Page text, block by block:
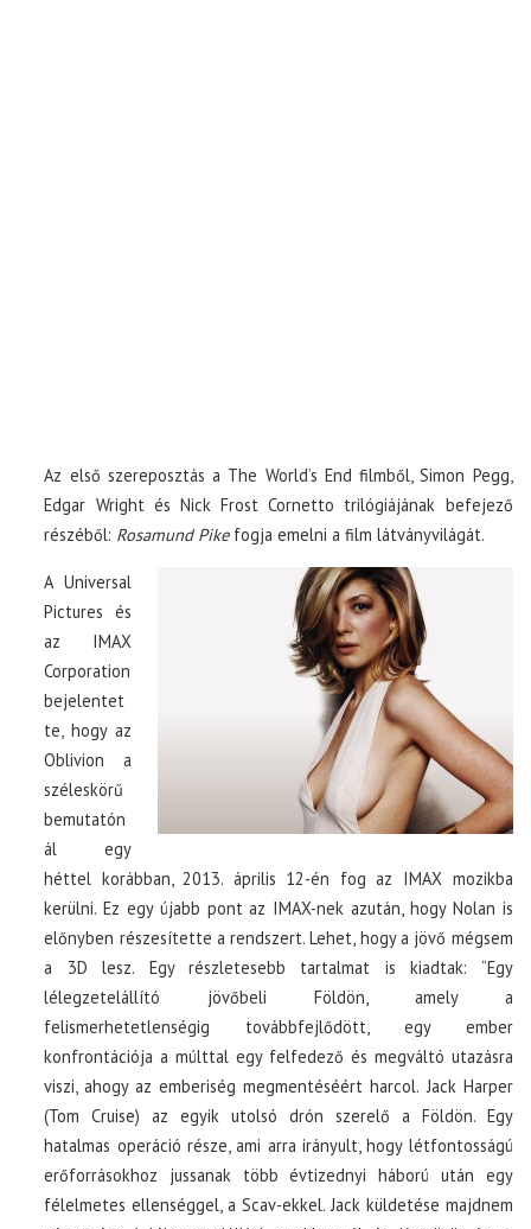
Az első szereposztás a The World’s End filmből, Simon Pegg,
Edgar Wright és Nick Frost Cornetto trilógiájának befejező
részéből: Rosamund Pikefogja emelni a film látványvilágát.
A Universal
Pictures és
az IMAX
Corporation
bejelentet
te, hogy az
Oblivion a
széleskörű
bemutatón
ál egy
héttel korábban, 2013. április 12-én fog az IMAX mozikba
kerülni. Ez egy újabb pont az IMAX-nek azután, hogy Nolan is
előnyben részesítette a rendszert. Lehet, hogy a jövő mégsem
a 3D lesz. Egy részletesebb tartalmat is kiadtak: “Egy
lélegzetelállító jövőbeli Földön, amely a
felismerhetetlenségig továbbfejlődött, egy ember
konfrontációja a múlttal egy felfedező és megváltó utazásra
viszi, ahogy az emberiség megmentéséért harcol. Jack Harper
(Tom Cruise) az egyik utolsó drón szerelő a Földön. Egy
hatalmas operáció része, ami arra irányult, hogy létfontosságú
erőforrásokhoz jussanak több évtizednyi háború után egy
félelmetes ellenséggel, a Scav-ekkel. Jack küldetése majdnem